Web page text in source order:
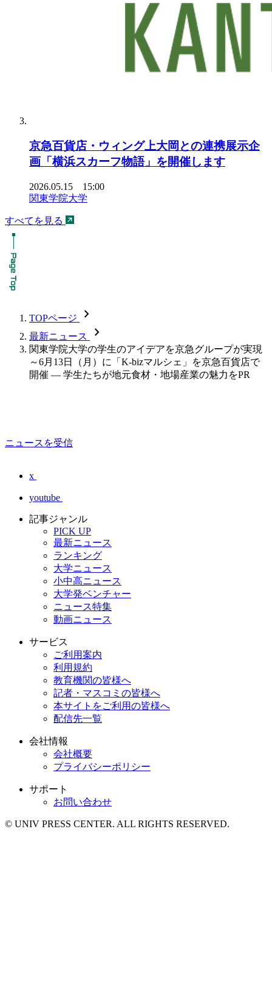
京急百貨店・ウィング上大岡との連携展示企
画「横浜スカーフ物語」を開催します
2026.05.15 15:00
関東学院大学
すべてを見る
TOPページ chevron_forward
最新ニュース chevron_forward
関東学院大学の学生のアイデアを京急グループが実現
～6月13日（月）に「K-bizマルシェ」を京急百貨店で
開催 — 学生たちが地元食材・地場産業の魅力をPR
ニュースを受信
x
youtube
記事ジャンル
PICK UP
最新ニュース
ランキング
大学ニュース
小中高ニュース
大学発ベンチャー
ニュース特集
動画ニュース
サービス
ご利用案内
利用規約
教育機関の皆様へ
記者・マスコミの皆様へ
本サイトをご利用の皆様へ
配信先一覧
会社情報
会社概要
プライバシーポリシー
サポート
お問い合わせ
© UNIV PRESS CENTER. ALL RIGHTS RESERVED.